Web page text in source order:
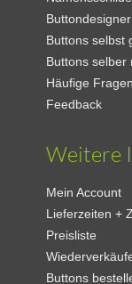
Buttondesigner
Buttons selbst
Buttons selber
Häufige Fragen
Feedback
Weitere
Mein Account
Lieferzeiten +
Preisliste
Buttons